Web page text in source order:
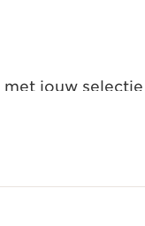
jouw selectie